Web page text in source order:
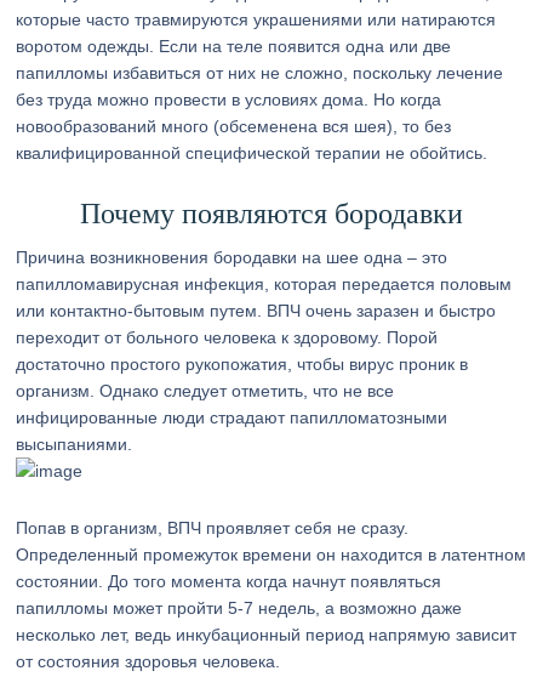
которые часто травмируются украшениями или натираются
воротом одежды. Если на теле появится одна или две
папилломы избавиться от них не сложно, поскольку лечение
без труда можно провести в условиях дома. Но когда
новообразований много (обсеменена вся шея), то без
квалифицированной специфической терапии не обойтись.
Почему появляются бородавки
Причина возникновения бородавки на шее одна – это
папилломавирусная инфекция, которая передается половым
или контактно-бытовым путем. ВПЧ очень заразен и быстро
переходит от больного человека к здоровому. Порой
достаточно простого рукопожатия, чтобы вирус проник в
организм. Однако следует отметить, что не все
инфицированные люди страдают папилломатозными
высыпаниями.
Попав в организм, ВПЧ проявляет себя не сразу.
Определенный промежуток времени он находится в латентном
состоянии. До того момента когда начнут появляться
папилломы может пройти 5-7 недель, а возможно даже
несколько лет, ведь инкубационный период напрямую зависит
от состояния здоровья человека.